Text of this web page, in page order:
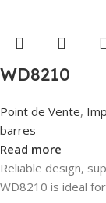
WD8210
Point de Vente,
barres
Read more
Reliable design,
WD8210 is ideal